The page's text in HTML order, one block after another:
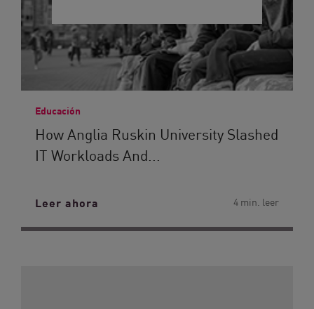
Educación
How Anglia Ruskin University Slashed
IT Workloads And...
Leer ahora 4 min. leer